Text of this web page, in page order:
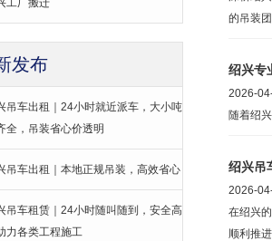
工厂搬迁
发布
吊车出租｜24小时就近派车，大小吨
全，吊装省心价透明
吊车出租｜本地正规吊装，高效省心
吊车租赁｜24小时随叫随到，安全高
力各类工程施工
的吊装
绍兴专
2026-
随着绍
绍兴吊
2026-
在绍兴
顺利推